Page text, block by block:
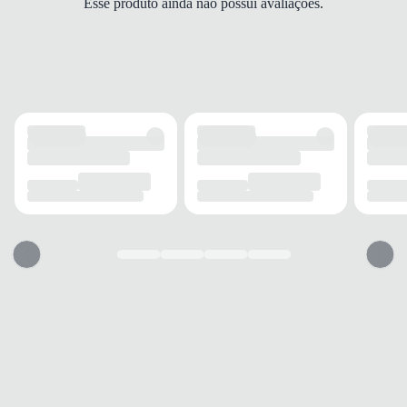
MATERIAL
Micro Expandido
ADERÊNCIA
AMORTECIMENTO
Médio
Esse produto ainda não possui avaliações.